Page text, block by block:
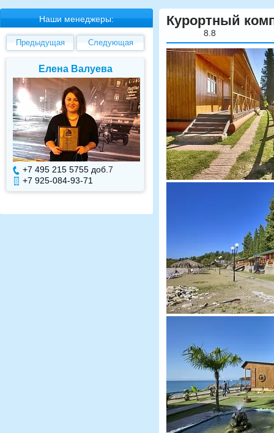
Наши менеджеры:
Предыдущая Следующая
Елена Валуева
+7 495 215 5755 доб. 7
+7 925-084-93-71
Светлана
+7 495 215 5755 доб.
+7 925-084-93-70
Курортный
8.8